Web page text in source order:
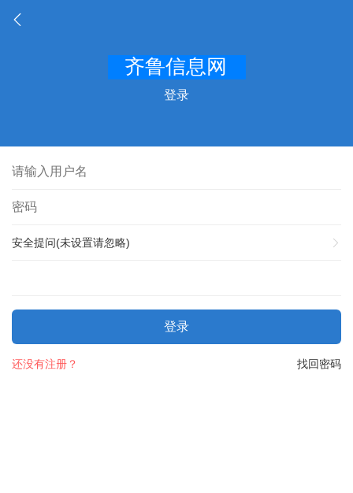
登录
安全提问(未设置请忽略)
登录
找回密码
还没有注册？